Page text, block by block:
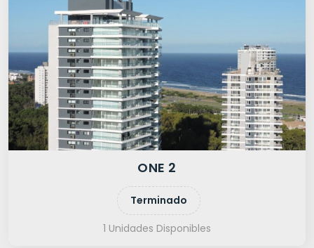
ONE 2
Terminado
1 Unidades Disponibles